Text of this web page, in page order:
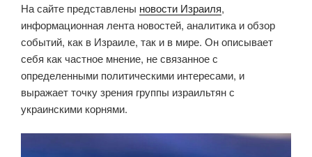
На сайте представлены новости Израиля,
информационная лента новостей, аналитика и обзор
событий, как в Израиле, так и в мире. Он описывает
себя как частное мнение, не связанное с
определенными политическими интересами, и
выражает точку зрения группы израильтян с
украинскими корнями.